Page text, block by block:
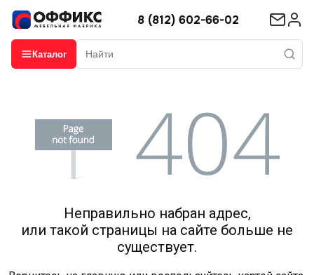
8 (812) 602-66-02
Каталог
Неправильно набран адрес,
или такой страницы на сайте больше не
существует.